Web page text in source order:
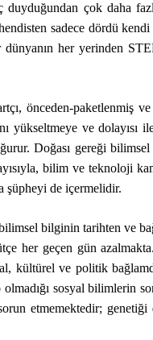
duyduğundan çok daha
sadece dördü
her yerinden
önceden-paketlenmiş
ve
Doğası gereği
bilim ve teknoloji
şüpheyi de içermelidir.
bilginin tarihten ve
her geçen gün
kültürel ve politik
sosyal bilimlerin
etmemektedir;